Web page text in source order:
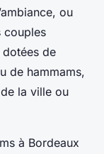
ou
couples
de
de hammams,
la ville ou
à Bordeaux